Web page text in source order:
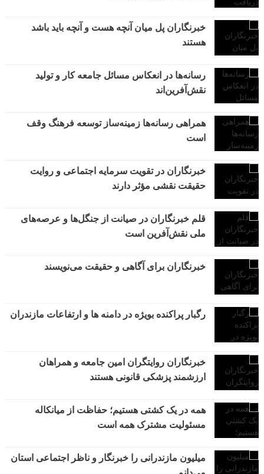
خبرنگاران پل میان آنچه هست و آنچه باید باشد
هستند
رسانه‌ها در انعکاس مسائل جامعه کار و تولید
نقش‌آفرین‌اند
همراهی رسانه‌ها زمینه‌ساز توسعه فرهنگ وقف
است
خبرنگاران در تقویت سرمایه اجتماعی و روایت
حقیقت نقشی مؤثر دارند
قلم خبرنگاران در صیانت از جنگل‌ها و عرصه‌های
ملی نقش‌آفرین است
خبرنگاران برای آگاهی و حقیقت می‌نویسند
رگبار پراکنده بویژه در دامنه ها و ارتفاعات مازندران
خبرنگاران روایتگران امین جامعه و همراهان
ارزشمند پزشکی قانونی هستند
همه در یک کشتی هستیم؛ حفاظت از میانکاله
مسئولیت مشترک همه است
میلیون مازندرانی را خبرنگار و ناظر اجتماعی استان